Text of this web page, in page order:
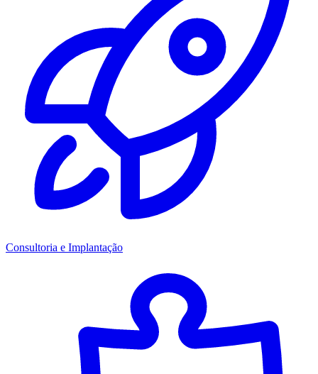
Consultoria e Implantação